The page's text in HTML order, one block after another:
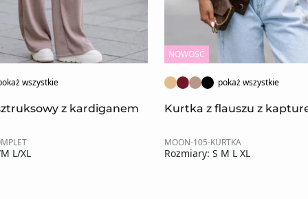
wszystkie
z kardiganem
L/XL
NOWOŚĆ
pokaż wszystkie
Kurtka z flauszu z
MOON-105-KURTKA
Rozmiary: S M L XL